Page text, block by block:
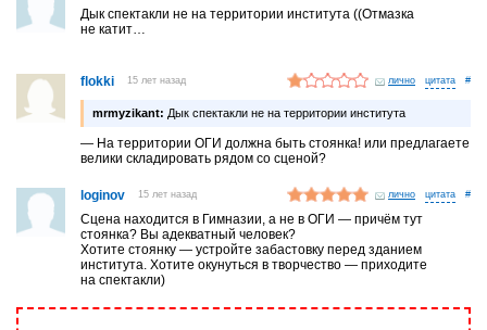
Дык спектакли не на территории института ((Отмазка
не катит…
flokki 15 лет назад лично #
mrmyzikant: Дык спектакли не на территории института
— На территории ОГИ должна быть стоянка! или предлагаете
велики складировать рядом со сценой?
loginov 15 лет назад лично #
Сцена находится в Гимназии, а не в ОГИ — причём тут
стоянка? Вы адекватный человек?
Хотите стоянку — устройте забастовку перед зданием
института. Хотите окунуться в творчество — приходите
на спектакли)